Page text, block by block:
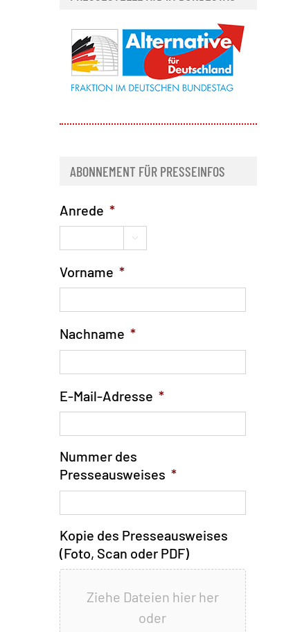
ABONNEMENT FÜR PRESSEINFOS
Anrede *

Vorname *
Nachname *
E-Mail-Adresse *
Nummer des
Presseausweises *
Kopie des Presseausweises
(Foto, Scan oder PDF)
Ziehe Dateien hier her
oder